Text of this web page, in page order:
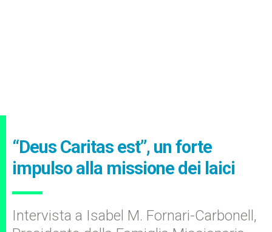
“Deus Caritas est”, un forte
impulso alla missione dei laici
Intervista a Isabel M. Fornari-Carbonell,